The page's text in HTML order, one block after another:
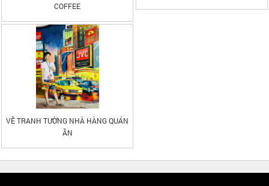
COFFEE
VẼ TRANH TƯỜNG NHÀ HÀNG QUÁN
ĂN